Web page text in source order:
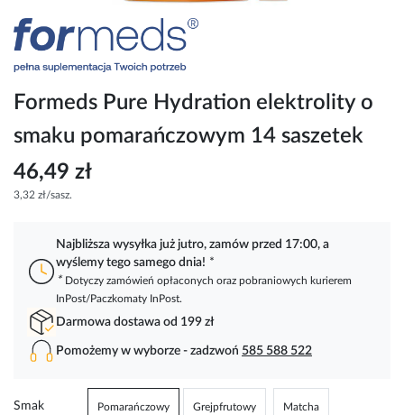
Przejdź
na
początek
Formeds Pure Hydration elektrolity o
smaku pomarańczowym 14 saszetek
46,49 zł
3,32 zł/sasz.
Najbliższa wysyłka już jutro, zamów przed 17:00, a
wyślemy tego samego dnia! *
* Dotyczy zamówień opłaconych oraz pobraniowych kurierem
InPost/Paczkomaty InPost.
Darmowa dostawa od 199 zł
Pomożemy w wyborze - zadzwoń 585 588 522
Smak Pomarańczowy Grejpfrutowy Matcha